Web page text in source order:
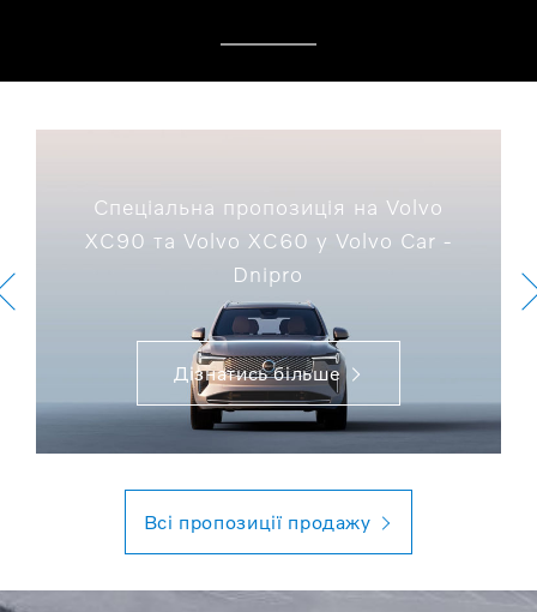
Спеціальна пропозиція на Volvo
XC90 та Volvo XC60 у Volvo Car -
Dnipro
Дізнатись більше
Всі пропозиції продажу